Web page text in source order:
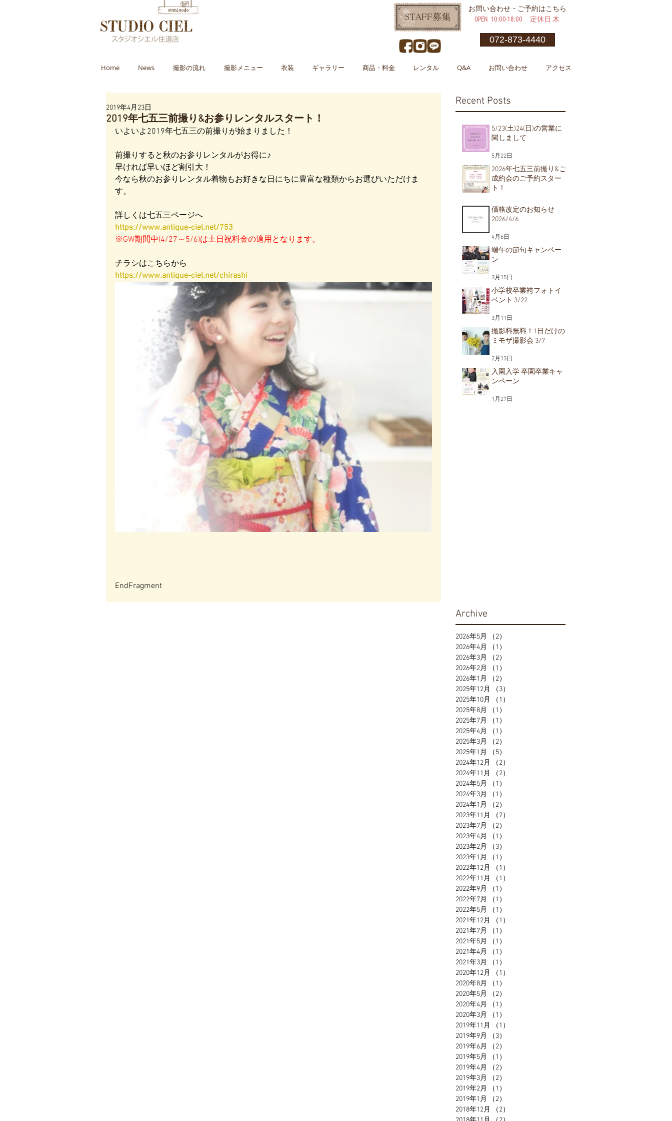
​お問い合わせ・ご予約はこちら
OPEN ​10:00-18:00 定休日 木
072-873-4440
Home News 撮影の流れ 撮影メニュー 衣装 ギャラリー 商品・料金 レンタル Q&A お問い合わせ アクセス
2019年七五三前撮り&お参りレンタルスタート！
2019年4月23日
いよいよ2019年七五三の前撮りが始まりました！
前撮りすると秋のお参りレンタルがお得に♪
早ければ早いほど割引大！
今なら秋のお参りレンタル着物もお好きな日にちに豊富な種類からお選びいただけま
す。
詳しくは七五三ページへ
https://www.antique-ciel.net/753
※GW期間中(4/27～5/6)は土日祝料金の適用となります。
チラシはこちらから
https://www.antique-ciel.net/chirashi​
EndFragment
Recent Posts
5/23(土)24(日)の営業に
関しまして
5月22日
2026年七五三前撮り&ご
成約会のご予約スター
ト！
5月1日
価格改定のお知らせ
2026/4/6
4月6日
端午の節句キャンペー
ン
3月15日
小学校卒業袴フォトイ
ベント 3/22
3月11日
撮影料無料！1日だけの
ミモザ撮影会 3/7
2月13日
入園入学 卒園卒業キャ
ンペーン
1月27日
Archive
2026年5月 （2）
2026年4月
（1）
2026年3月
（2）
2026年2月
（1）
2026年1月
（2）
2025年12月
（3）
2025年10月
（1）
2025年8月
（1）
2025年7月
（1）
2025年4月
（1）
2025年3月
（2）
2025年1月
（5）
2024年12月
（2）
2024年11月
（2）
2024年5月
（1）
2024年3月
（1）
2024年1月
（2）
2023年11月
（2）
2023年7月
（2）
2023年4月
（1）
2023年2月
（3）
2023年1月
（1）
2022年12月
（1）
2022年11月
（1）
2022年9月
（1）
2022年7月
（1）
2022年5月
（1）
2021年12月
（1）
2021年7月
（1）
2021年5月
（1）
2021年4月
（1）
2021年3月
（1）
2020年12月
（1）
2020年8月
（1）
2020年5月
（2）
2020年4月
（1）
2020年3月
（1）
2019年11月
（1）
2019年9月
（3）
2019年6月
（2）
2019年5月
（1）
2019年4月
（2）
2019年3月
（2）
2019年2月
（1）
2019年1月
（2）
2018年12月
（2）